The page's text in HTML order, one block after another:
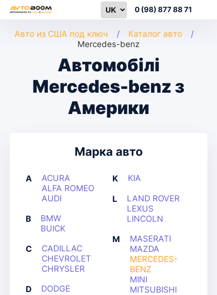
0 (98) 877 88 71
Авто из США под ключ
Каталог авто
Mercedes-benz
Автомобілі
Mercedes-benz з
Америки
Марка авто
A
ACURA
ALFA ROMEO
AUDI
B
BMW
BUICK
C
CADILLAC
CHEVROLET
CHRYSLER
D DODGE
K KIA
L
LAND ROVER
LEXUS
LINCOLN
M
MASERATI
MAZDA
MERCEDES-
BENZ
MINI
MITSUBISHI